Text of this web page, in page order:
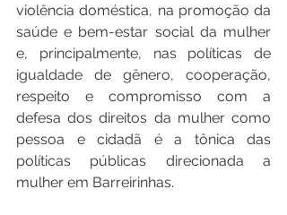
violência doméstica, na promoção da
saúde e bem-estar social da mulher
e, principalmente, nas políticas de
igualdade de gênero, cooperação,
respeito e compromisso com a
defesa dos direitos da mulher como
pessoa e cidadã é a tônica das
políticas públicas direcionada a
mulher em Barreirinhas.